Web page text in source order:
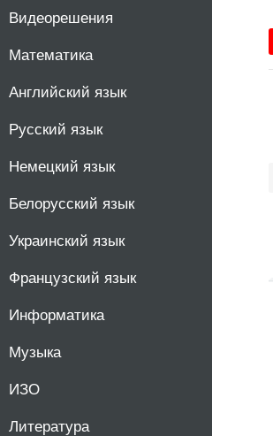
Видеорешения
Математика
Английский язык
Русский язык
Немецкий язык
Белорусский язык
Украинский язык
Французский язык
Информатика
Музыка
ИЗО
Литература